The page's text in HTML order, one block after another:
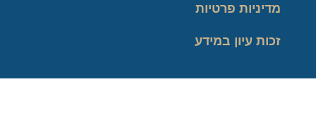
מדיניות פרטיות
זכות עיון במידע